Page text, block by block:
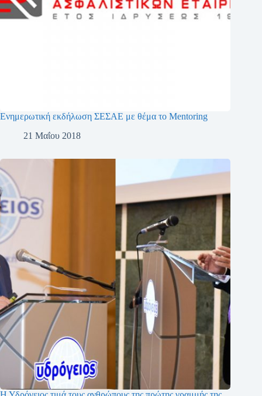
Ενημερωτική εκδήλωση ΣΕΣΑΕ με θέμα το Mentoring
21 Μαΐου 2018